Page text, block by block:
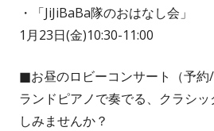
・「JiJiBaBa隊のおはなし会」
1月23日(金)10:30-11:00
■お昼のロビーコンサート（予
ランドピアノで奏でる、クラシ
しみませんか？